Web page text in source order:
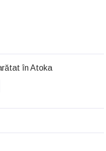
în Atoka